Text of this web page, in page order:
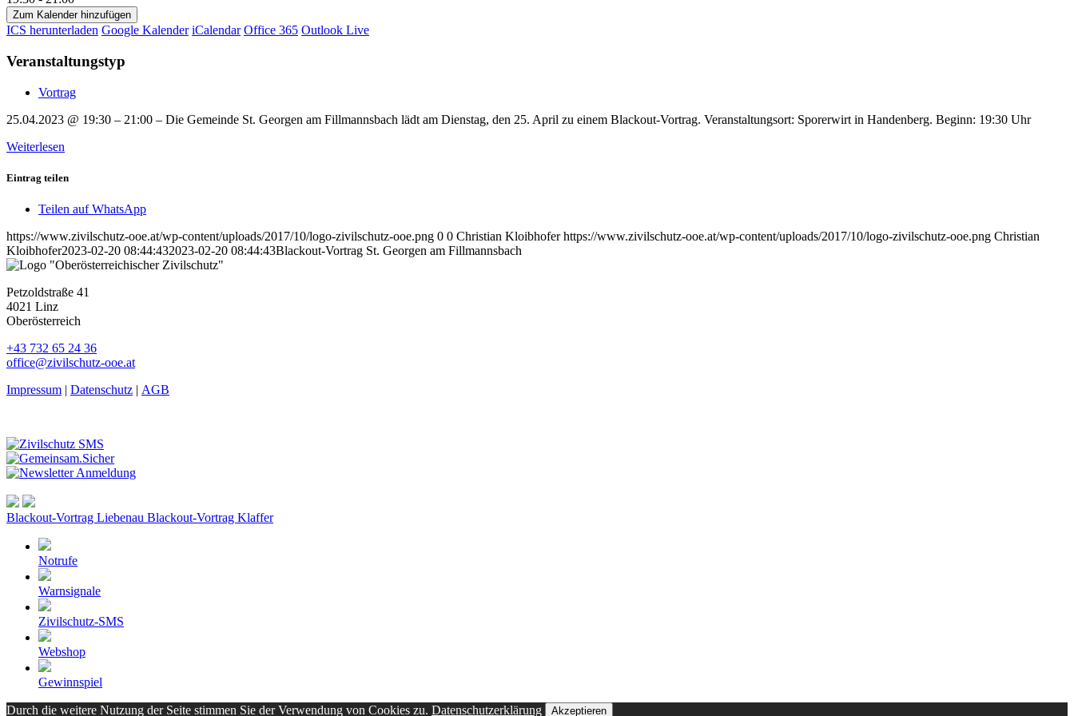
Zum Kalender hinzufügen
ICS herunterladen Google Kalender iCalendar Office 365 Outlook Live
Veranstaltungstyp
Vortrag
25.04.2023 @ 19:30 – 21:00 – Die Gemeinde St. Georgen am Fillmannsbach lädt am Dienstag, den 25. April zu einem Blackout-Vortrag. Veranstaltungsort: Sporerwirt in Handenberg. Beginn: 19:30 Uhr
Weiterlesen
Eintrag teilen
Teilen auf WhatsApp
https://www.zivilschutz-ooe.at/wp-content/uploads/2017/10/logo-zivilschutz-ooe.png 0 0 Christian Kloibhofer https://www.zivilschutz-ooe.at/wp-content/uploads/2017/10/logo-zivilschutz-ooe.png Christian
Kloibhofer2023-02-20 08:44:432023-02-20 08:44:43Blackout-Vortrag St. Georgen am Fillmannsbach
Petzoldstraße 41
4021 Linz
Oberösterreich
+43 732 65 24 36
office@zivilschutz-ooe.at
Impressum | Datenschutz | AGB
Blackout-Vortrag Liebenau Blackout-Vortrag Klaffer
Notrufe
Warnsignale
Zivilschutz-SMS
Webshop
Gewinnspiel
Durch die weitere Nutzung der Seite stimmen Sie der Verwendung von Cookies zu. Datenschutzerklärung Akzeptieren